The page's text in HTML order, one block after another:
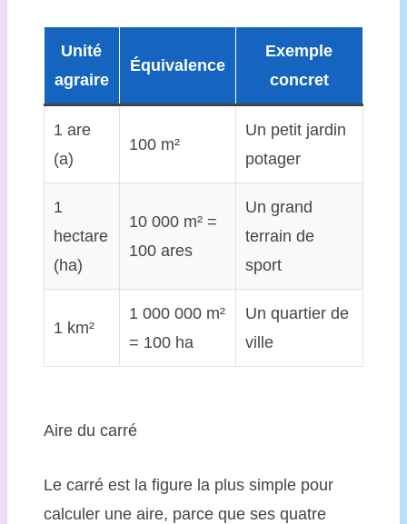
Unité
agraire
Équivalence
Exemple
concret
1 are
(a)
100 m²
Un petit jardin
potager
1
hectare
(ha)
10 000 m² =
100 ares
Un grand
terrain de
sport
1 km²
1 000 000 m²
= 100 ha
Un quartier de
ville
Aire du carré
Le carré est la figure la plus simple pour
calculer une aire, parce que ses quatre